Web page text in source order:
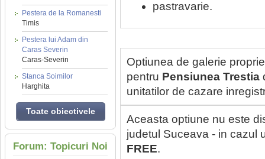
Pestera de la Romanesti
Timis
Pestera lui Adam din
Caras Severin
Caras-Severin
Stanca Soimilor
Harghita
Toate obiectivele
Forum: Topicuri Noi
pastravarie.
Optiunea de galerie
pentru Pensiunea Trestia
unitatilor de cazare
Aceasta optiune nu este
judetul Suceava - in cazul
FREE.